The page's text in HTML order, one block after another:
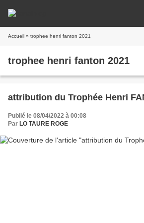
Accueil » trophee henri fanton 2021
trophee henri fanton 2021
attribution du Trophée Henri
Publié le 08/04/2022 à 00:08
Par LO TAURE ROGE